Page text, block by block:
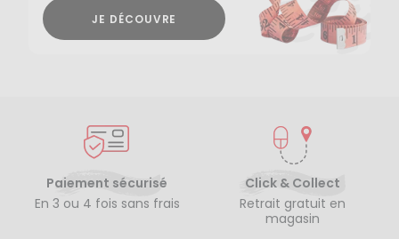
JE DÉCOUVRE
Paiement sécurisé
En 3 ou 4 fois sans frais
Click & Collect
Retrait gratuit en
magasin